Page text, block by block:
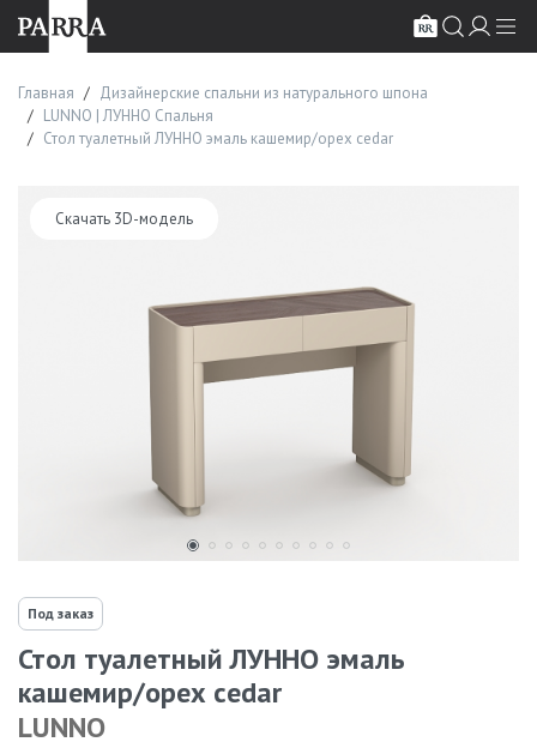
Главная
Дизайнерские спальни из натурального шпона
LUNNO | ЛУННО Спальня
Стол туалетный ЛУННО эмаль кашемир/орех cedar
Скачать 3D-модель
Под заказ
Стол туалетный ЛУННО эмаль
кашемир/орех cedar
LUNNO